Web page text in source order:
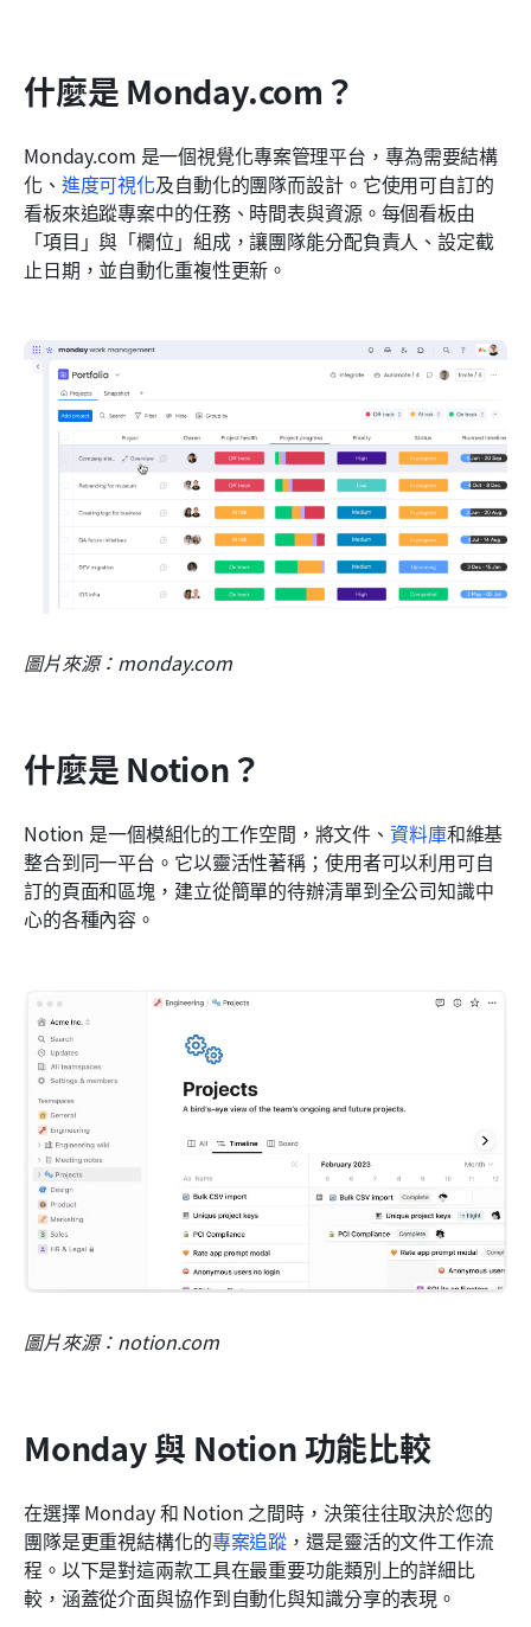
什麼是 Monday.com？
Monday.com 是一個視覺化專案管理平台，專為需要結構
化、 進度可視化及自動化的團隊而設計。它使用可自訂的
看板來追蹤專案中的任務、時間表與資源。每個看板由
「項目」與「欄位」組成，讓團隊能分配負責人、設定截
止日期，並自動化重複性更新。
圖片來源：monday.com
什麼是 Notion？
Notion 是一個模組化的工作空間，將文件、資料庫和維基
整合到同一平台。它以靈活性著稱；使用者可以利用可自
訂的頁面和區塊，建立從簡單的待辦清單到全公司知識中
心的各種內容。
圖片來源：notion.com
Monday 與 Notion 功能比較
在選擇 Monday 和 Notion 之間時，決策往往取決於您的
團隊是更重視結構化的專案追蹤 ，還是靈活的文件工作流
程。以下是對這兩款工具在最重要功能類別上的詳細比
較，涵蓋從介面與協作到自動化與知識分享的表現。